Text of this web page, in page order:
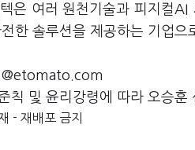
은 여러 원천기술과 피지컬AI
한 솔루션을 제공하는 기업으
칙 및 윤리강령에 따라 오승훈
- 재배포 금지